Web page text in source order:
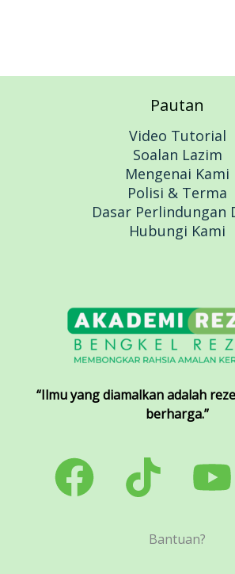
Pautan
Video Tutorial
Soalan Lazim
Mengenai Kami
Polisi & Terma
Dasar Perlindungan
Hubungi Kami
“Ilmu yang diamalkan adalah
berharga.”
Bantuan?